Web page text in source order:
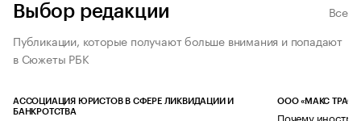
Выбор редакции
Все
Публикации, которые получают больше внимания и попадают
в Сюжеты РБК
АССОЦИАЦИЯ ЮРИСТОВ В СФЕРЕ ЛИКВИДАЦИИ И
БАНКРОТСТВА
ООО «МАКС ТРАСТ»
Почему